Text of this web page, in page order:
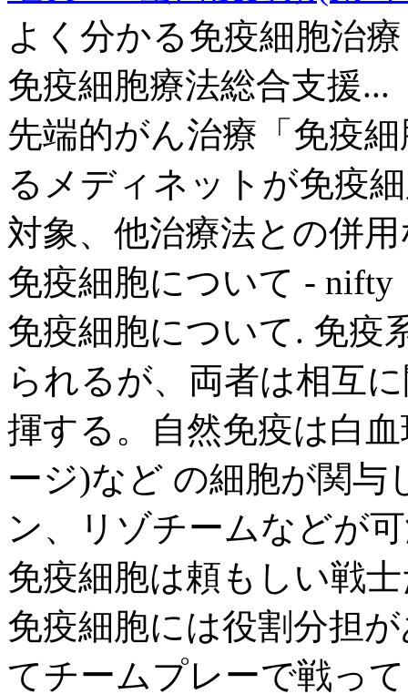
よく分かる免疫細胞治
免疫細胞療法総合支援...
先端的がん治療「免疫
るメディネットが免疫
対象、他治療法との併
免疫細胞について - nifty
免疫細胞について. 免疫
られるが、両者は相互
揮する。自然免疫は白
ージ)など の細胞が関与
ン、リゾチームなどが
免疫細胞は頼もしい戦
免疫細胞には役割分担
てチームプレーで戦っ